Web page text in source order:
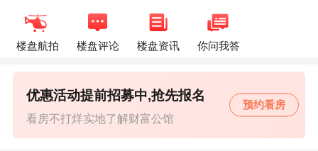
楼盘航拍 楼盘评论 楼盘资讯 你问我答
看房不打烊实地了解财富公馆
优惠活动提前招募中,抢先报名
预约看房